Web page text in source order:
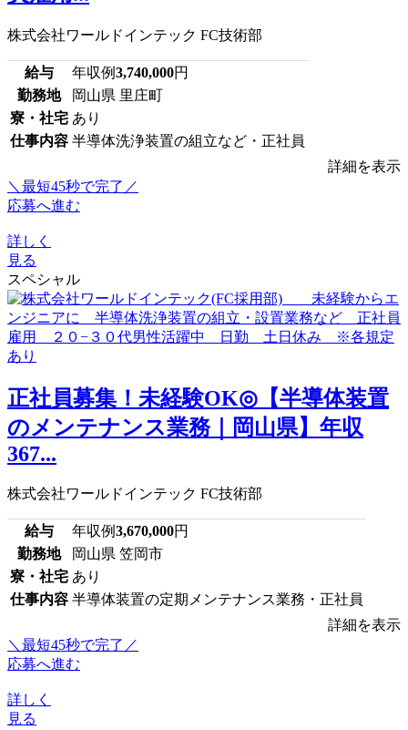
株式会社ワールドインテック FC技術部
給与 年収例3,740,000円
勤務地
岡山県 里庄町
寮・社宅 あり
仕事内容 半導体洗浄装置の組立など・正社員
詳細を表示
＼最短45秒で完了／
応募へ進む
詳しく
見る
スペシャル
正社員募集！未経験OK◎【半導体装置
のメンテナンス業務｜岡山県】年収
367...
株式会社ワールドインテック FC技術部
給与 年収例3,670,000円
勤務地
岡山県 笠岡市
寮・社宅 あり
仕事内容 半導体装置の定期メンテナンス業務・正社員
詳細を表示
＼最短45秒で完了／
応募へ進む
詳しく
見る